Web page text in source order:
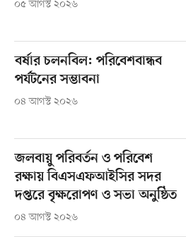
০৫ আগস্ট ২০২৬
বর্ষার চলনবিল: পরিবেশবান্ধব
পর্যটনের সম্ভাবনা
০৪ আগস্ট ২০২৬
জলবায়ু পরিবর্তন ও পরিবেশ
রক্ষায় বিএসএফআইসির সদর
দপ্তরে বৃক্ষরোপণ ও সভা অনুষ্ঠিত
০৪ আগস্ট ২০২৬